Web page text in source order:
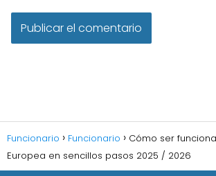
Funcionario Funcionario
Cómo ser
Europea en sencillos pasos 2025 / 2026